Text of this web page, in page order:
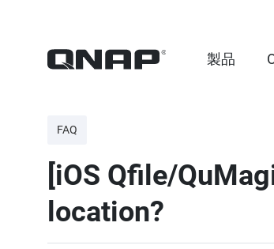
製品
FAQ
[iOS Qfile/
location?